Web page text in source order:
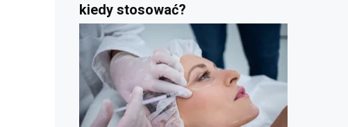
kiedy stosować?